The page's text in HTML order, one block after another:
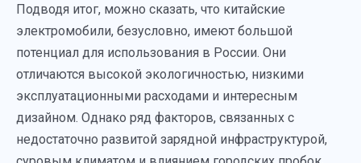
Подводя итог, можно сказать, что китайские
электромобили, безусловно, имеют большой
потенциал для использования в России. Они
отличаются высокой экологичностью, низкими
эксплуатационными расходами и интересным
дизайном. Однако ряд факторов, связанных с
недостаточно развитой зарядной инфраструктурой,